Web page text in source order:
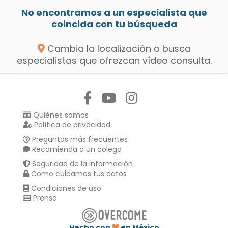
No encontramos a un especialista que
coincida con tu búsqueda
Cambia la localización o busca
especialistas que ofrezcan vídeo consulta.
Quiénes somos
Política de privacidad
Preguntas más frecuentes
Recomienda a un colega
Seguridad de la información
Como cuidamos tus datos
Condiciones de uso
Prensa